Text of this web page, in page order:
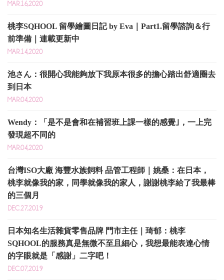
MAR.16,2020
桃李SQHOOL 留學繪圖日記 by Eva｜Part1.留學諮詢＆行
前準備｜連載更新中
MAR.14,2020
池さん：很開心我能夠放下我原本很多的擔心踏出舒適圈去
到日本
MAR.04,2020
Wendy：「是不是會和在補習班上課一樣的感覺｣，一上完
發現超不同的
MAR.04,2020
台灣ISO大廠 海豐水族飼料 品管工程師｜姚桑：在日本，
桃李就像我的家，同學就像我的家人，謝謝桃李給了我最棒
的三個月
DEC.27,2019
日本知名生活雜貨零售品牌 門市主任｜琦郁：桃李
SQHOOL的服務真是無微不至且細心，我想最能表達心情
的字眼就是「感謝」二字吧！
DEC.07,2019